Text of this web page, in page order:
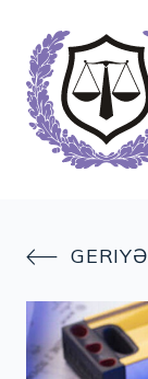
 GERIYƏ